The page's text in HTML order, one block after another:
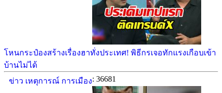
โหนกระป๋องสร้างเรื่องฮาทั่งประเทศ! พิธีกรเจอทักแรงเกือบเข้า
บ้านไม่ได้
ข่าว เหตุการณ์ การเมือง: 36681